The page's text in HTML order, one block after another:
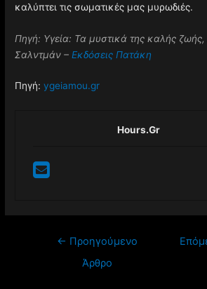
καλύπτει τις σωματικές μας μυρωδιές.
Πηγή: Υγεία: Τα μυστικά της καλής ζωής,
Σαλντμάν –Εκδόσεις Πατάκη
Πηγή:ygeiamou.gr
Hours.gr
Πλοήγηση
← Προηγούμενο
Άρθρο